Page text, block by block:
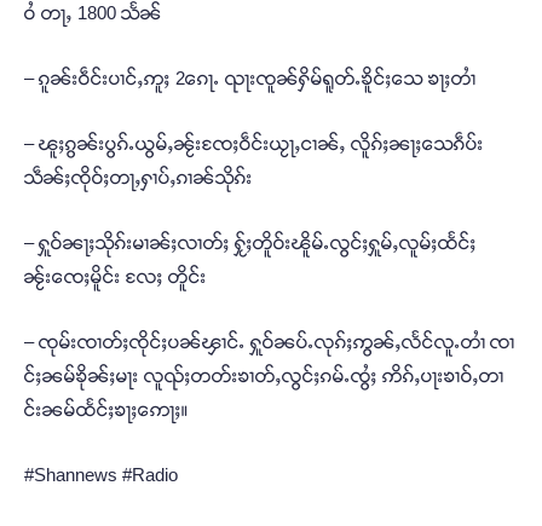
ဝႆ တႃႇ 1800 သႅၼ်
– ၵူၼ်းဝဵင်းပၢင်ႇဢူႈ 2ၵေႃႉ ၺႃးၸူၼ်ႁိမ်ရူတ်ႉၶိူင်ႈသေ ၶႃႈတၢႆ
– ၽူႈၵွၼ်းပွၵ်ႉယွမ်ႇၼႂ်းၸႄႈဝဵင်းယႂႃႇငၢၼ်ႇ လိူၵ်ႈၼႃႈသေၵဵပ်း
သဵၼ်ႈၸိုဝ်ႈတႃႇႁၢပ်ႇၵၢၼ်သိုၵ်း
– ႁူဝ်ၼႃႈသိုၵ်းမၢၼ်ႈလၢတ်ႈ ႁႂ်ႈတိူဝ်းၽိူမ်ႉလွင်ႈႁူမ်ႇလူမ်ႈထႅင်ႈ
ၼႂ်းၸေႈမိူင်း လႄႈ တိူင်း
– ၸုမ်းၸၢတ်ႈၸိုင်ႈပၼ်ၾၢင်ႉ ႁူဝ်ၼပ်ႉလုၵ်ႈဢွၼ်ႇလႅင်လူႉတၢႆ ၸၢ
င်ႈၼမ်ၶိုၼ်ႈမႃး လူၺ်ႈတတ်းၶၢတ်ႇလွင်ႈၵမ်ႉၸွႆႈ ဢိၵ်ႇပႃးၶၢဝ်ႇတၢ
င်းၼမ်ထႅင်ႈၶႃႈဢေႃႈ။
#Shannews #Radio